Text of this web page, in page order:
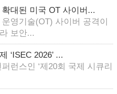
대된 미국 OT 사이버...
영기술(OT) 사이버 공격이
보안...
‘ISEC 2026’ ...
런스인 ‘제20회 국제 시큐리